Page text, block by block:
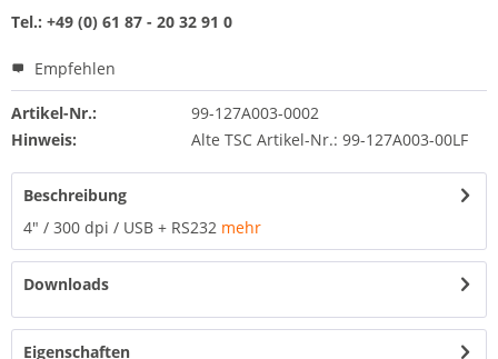
Tel.: +49 (0) 61 87 - 20 32 91 0
Empfehlen
Artikel-Nr.:
99-127A003-0002
Hinweis:
Alte TSC Artikel-Nr.: 99-127A003-00LF
Beschreibung
4" / 300 dpi / USB + RS232 mehr
Downloads
Eigenschaften